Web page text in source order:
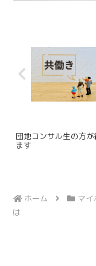
団地コンサル生の方
ます
ホーム マイ
は